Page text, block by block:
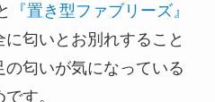
『置き型ファブリーズ』
匂いとお別れすること
匂いが気になっている
す。